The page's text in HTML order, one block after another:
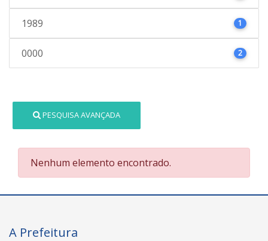
1989 1
0000 2
PESQUISA AVANÇADA
Nenhum elemento encontrado.
A Prefeitura